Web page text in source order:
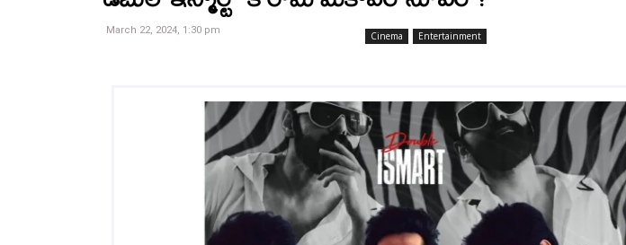
Cinema Entertainment
March 22, 2024, 1:30 pm